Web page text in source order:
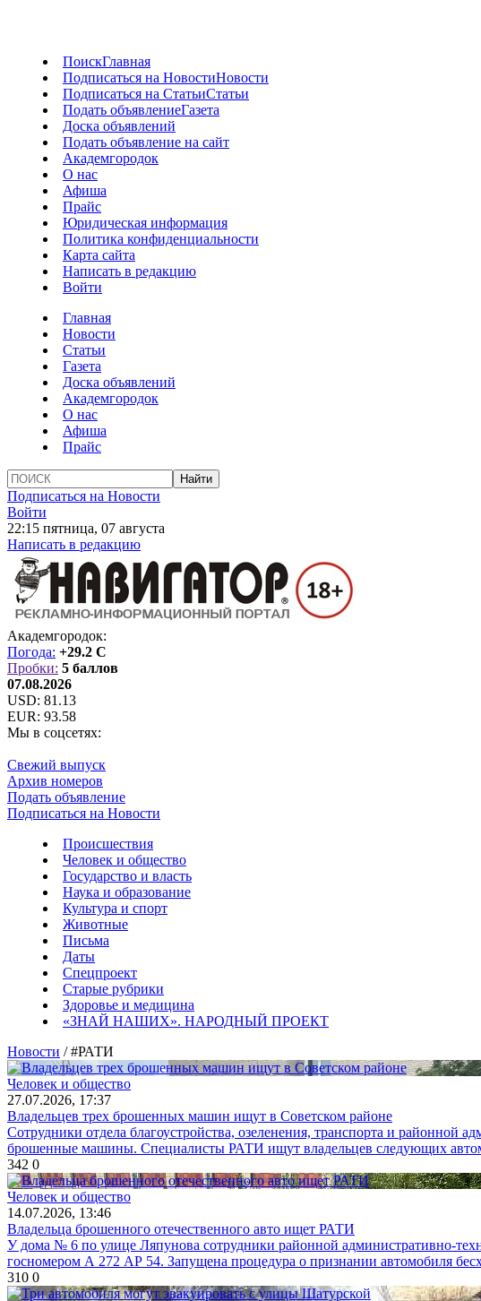
ПоискГлавная
Подписаться на НовостиНовости
Подписаться на СтатьиСтатьи
Подать объявлениеГазета
Доска объявлений
Подать объявление на сайт
Академгородок
О нас
Афиша
Прайс
Юридическая информация
Политика конфиденциальности
Карта сайта
Написать в редакцию
Войти
Главная
Новости
Статьи
Газета
Доска объявлений
Академгородок
О нас
Афиша
Прайс
Подписаться на Новости
Войти
22:15 пятница, 07 августа
Написать в редакцию
Академгородок:
Погода: +29.2 C
Пробки: 5 баллов
07.08.2026
USD: 81.13
EUR: 93.58
Мы в соцсетях:
Свежий выпуск
Архив номеров
Подать объявление
Подписаться на Новости
Происшествия
Человек и общество
Государство и власть
Наука и образование
Культура и спорт
Животные
Письма
Даты
Спецпроект
Старые рубрики
Здоровье и медицина
«ЗНАЙ НАШИХ». НАРОДНЫЙ ПРОЕКТ
Новости / #РАТИ
Человек и общество
27.07.2026, 17:37
Владельцев трех брошенных машин ищут в Советском районе
Сотрудники отдела благоустройства, озеленения, транспорта и районной
брошенные машины. Специалисты РАТИ ищут владельцев следующих
342 0
Человек и общество
14.07.2026, 13:46
Владельца брошенного отечественного авто ищет РАТИ
У дома № 6 по улице Ляпунова сотрудники районной административно-
госномером А 272 АР 54. Запущена процедура о признании автомобиля
310 0